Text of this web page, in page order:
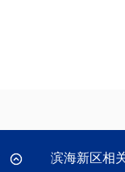
滨海新区相